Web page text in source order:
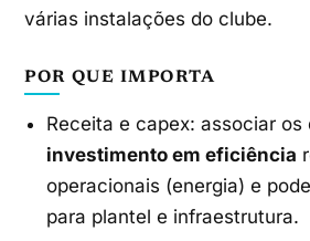
várias instalações do clube.
POR QUE IMPORTA
Receita e capex: associar os
investimento em eficiência
operacionais (energia) e
para plantel e infraestrutura.